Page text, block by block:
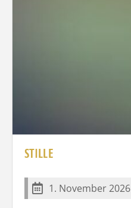
STILLE
1. November 2026